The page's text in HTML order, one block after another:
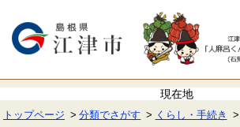
で
ば
本トップページ 分類でさがす くらし・手続き